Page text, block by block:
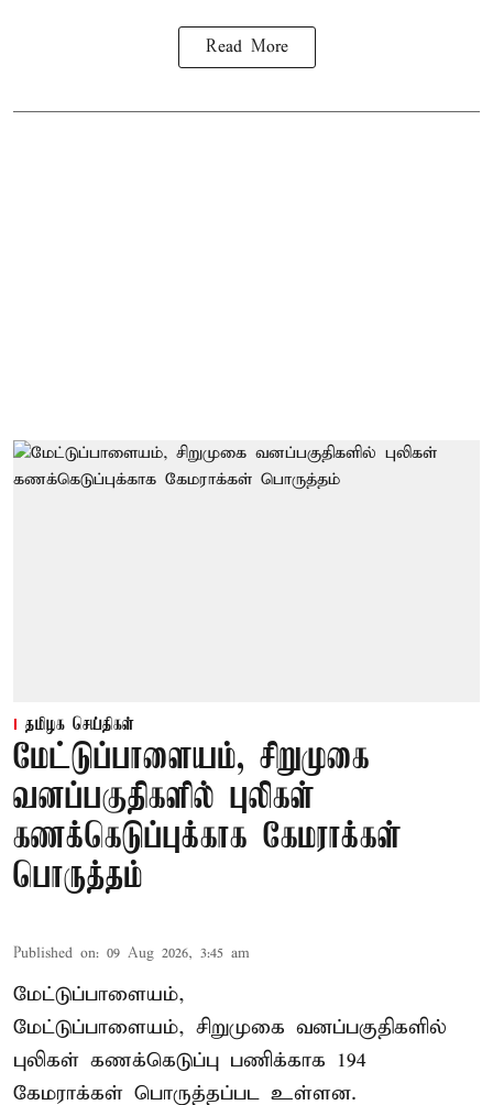
Read More
தமிழக செய்திகள்
மேட்டுப்பாளையம், சிறுமுகை
வனப்பகுதிகளில் புலிகள்
கணக்கெடுப்புக்காக கேமராக்கள்
பொருத்தம்
Published on: 09 Aug 2026, 3:45 am
மேட்டுப்பாளையம்,
மேட்டுப்பாளையம், சிறுமுகை வனப்பகுதிகளில்
புலிகள் கணக்கெடுப்பு பணிக்காக 194
கேமராக்கள் பொருத்தப்பட உள்ளன.